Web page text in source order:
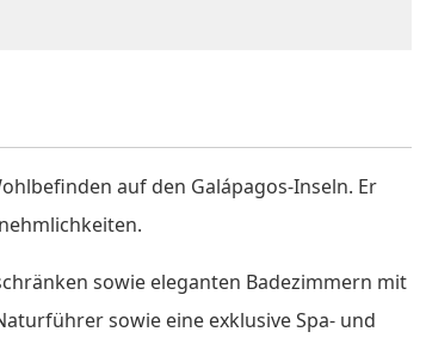
auf den Galápagos-Inseln. Er
sowie eleganten Badezimmern mit
sowie eine exklusive Spa- und